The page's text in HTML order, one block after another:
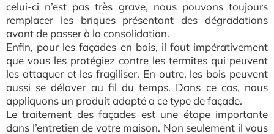
celui-ci n’est pas très grave, nous pouvons toujours
remplacer les briques présentant des dégradations
avant de passer à la consolidation.
Enfin, pour les façades en bois, il faut impérativement
que vous les protégiez contre les termites qui peuvent
les attaquer et les fragiliser. En outre, les bois peuvent
aussi se délaver au fil du temps. Dans ce cas, nous
appliquons un produit adapté a ce type de façade.
Letraitement des façades est une étape importante
dans l’entretien de votre maison. Non seulement il vous